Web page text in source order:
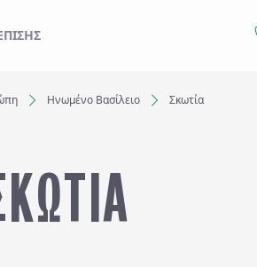
ΕΔΩ
Αναζήτηση
Ηνωμένο Βασίλειο Σκωτία